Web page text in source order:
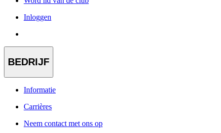
Inloggen
BEDRIJF
Informatie
Carrières
Neem contact met ons op